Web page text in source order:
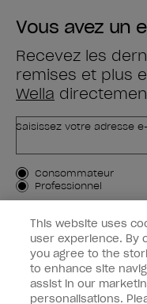
Vous avez un
Recevez les
remises et plus
Wella
Saisissez votre adresse
Type de client
Consommateur
Professionnel
M'INSCRIRE
Informations clients
OPI & vous
This website uses
user experience. By
you agree to the
to enhance site
assist in our
personalisations.